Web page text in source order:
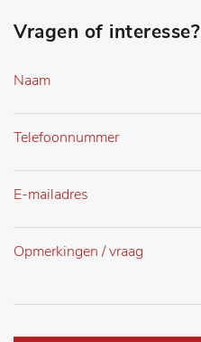
Vragen of interesse?